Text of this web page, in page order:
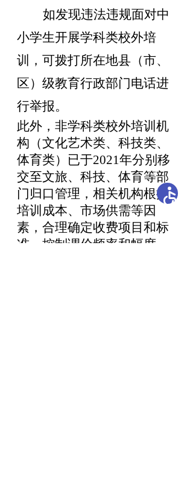
如发现违法违规面对中
小学生开展学科类校外培
训
， 可拨打所在地县（市、
区）级教育行政部门电话进
行举报。
此外 ， 非学科类校外培训机
构（文化艺术类、科技类、
体育类）已于2021年分别移
交至文旅、科技、体育等部
门归口管理 ， 相关机构根据
培训成本、市场供需等因
素，合理确定收费项目和标
准
控制调价频率和幅度，